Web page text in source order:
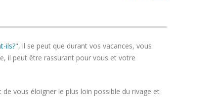
ils?", il se peut que durant vos vacances, vous
il peut être rassurant pour vous et votre
vous éloigner le plus loin possible du rivage et